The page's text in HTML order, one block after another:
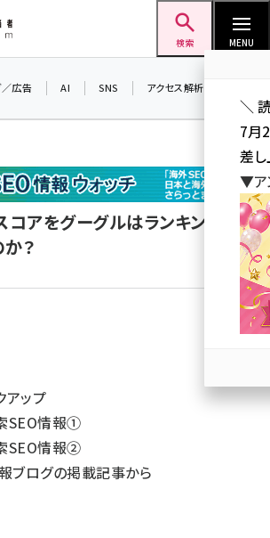
検索 MENU
／広告 AI SNS アクセス解析／データ分析
アをグーグルはランキングに
？
アップ
SEO情報①
SEO情報②
ブログの掲載記事から
＼
7月
差し
▼ア